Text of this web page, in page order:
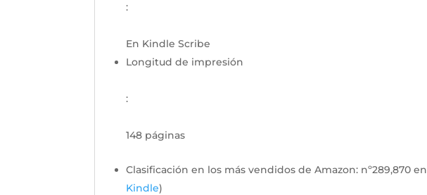
:
En Kindle Scribe
Longitud de impresión
:
148 páginas
Clasificación en los más vendidos de Amazon: nº289,870
Kindle)